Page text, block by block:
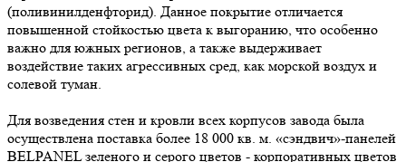
(поливинилденфторид). Данное покрытие отличается
повышенной стойкостью цвета к выгоранию, что особенно
важно для южных регионов, а также выдерживает
воздействие таких агрессивных сред, как морской воздух и
солевой туман.
Для возведения стен и кровли всех корпусов завода была
осуществлена поставка более 18 000 кв. м. «сэндвич»-панелей
BELPANEL зеленого и серого цветов - корпоративных цветов